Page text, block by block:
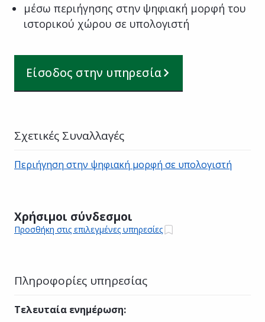
μέσω περιήγησης στην ψηφιακή μορφή του
ιστορικού χώρου σε υπολογιστή
Είσοδος στην υπηρεσία
Χρήσιμοι σύνδεσμοι
Προσθήκη στις επιλεγμένες υπηρεσίες
Σχετικές Συναλλαγές
Περιήγηση στην ψηφιακή μορφή σε υπολογιστή
Πληροφορίες υπηρεσίας
Τελευταία ενημέρωση: